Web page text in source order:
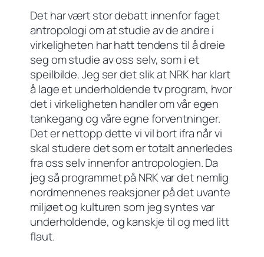
Det har vært stor debatt innenfor faget
antropologi om at studie av de andre i
virkeligheten har hatt tendens til å dreie
seg om studie av oss selv, som i et
speilbilde. Jeg ser det slik at NRK har klart
å lage et underholdende tv program, hvor
det i virkeligheten handler om vår egen
tankegang og våre egne forventninger.
Det er nettopp dette vi vil bort ifra når vi
skal studere det som er totalt annerledes
fra oss selv innenfor antropologien. Da
jeg så programmet på NRK var det nemlig
nordmennenes reaksjoner på det uvante
miljøet og kulturen som jeg syntes var
underholdende, og kanskje til og med litt
flaut.